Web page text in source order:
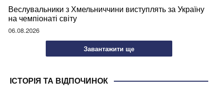
Веслувальники з Хмельниччини виступлять за Україну
на чемпіонаті світу
06.08.2026
Завантажити ще
ІСТОРІЯ ТА ВІДПОЧИНОК